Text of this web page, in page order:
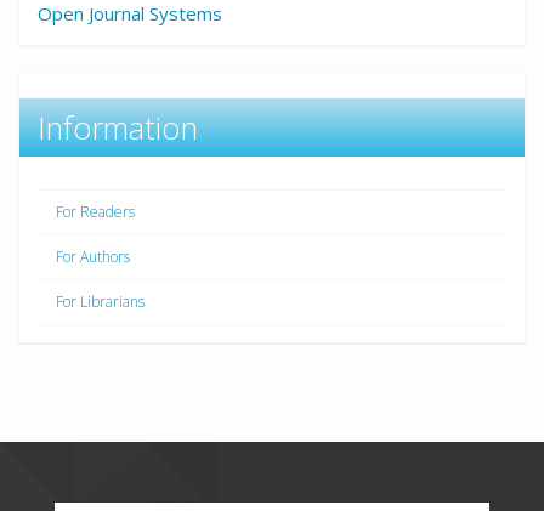
Open Journal Systems
Information
For Readers
For Authors
For Librarians